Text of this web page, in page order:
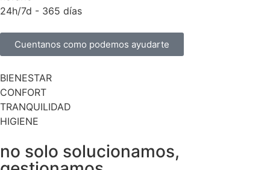
24h/7d - 365 días
Cuentanos como podemos ayudarte
BIENESTAR
CONFORT
TRANQUILIDAD
HIGIENE
no solo solucionamos,